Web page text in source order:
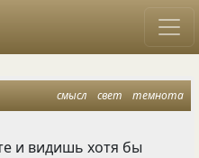
смысл свет темнота
и видишь хотя бы